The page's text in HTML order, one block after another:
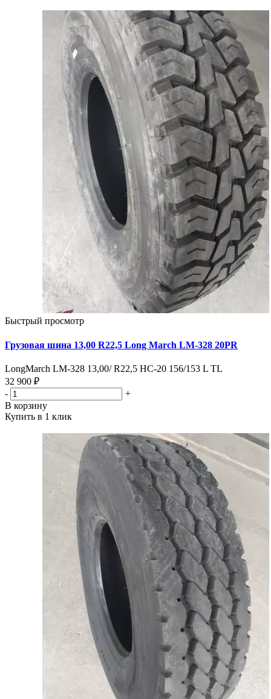
Быстрый просмотр
Грузовая шина 13,00 R22,5 Long March LM-328 20PR
LongMarch LM-328 13,00/ R22,5 HC-20 156/153 L TL
32 900 ₽
-
+
В корзину
Купить в 1 клик